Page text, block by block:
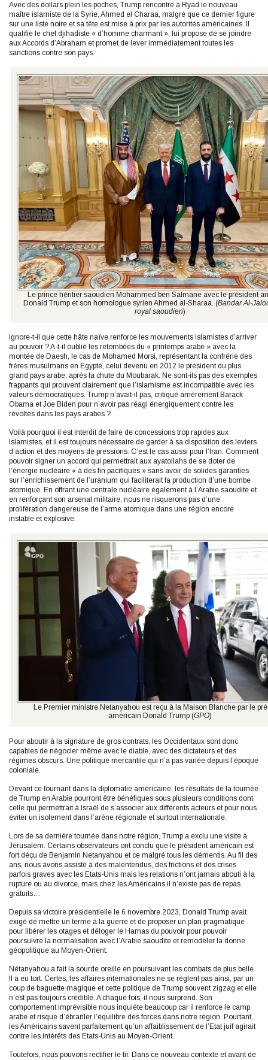
Avec des dollars plein les poches, Trump rencontre à Ryad le nouveau
maître islamiste de la Syrie, Ahmed el Charaa, malgré que ce dernier figure
sur une liste noire et sa tête est mise à prix par les autorités américaines. Il
qualifie le chef djihadiste « d’homme charmant », lui propose de se joindre
aux Accords d’Abraham et promet de lever immédiatement toutes les
sanctions contre son pays.
Le prince héritier saoudien Mohammed ben Salmane avec le président
Donald Trump et son homologue syrien Ahmed al-Sharaa. (Bandar Al-
royal saoudien)
Ignore-t-il que cette hâte naïve renforce les mouvements islamistes d’arriver
au pouvoir ? A-t-il oublié les retombées du « printemps arabe » avec la
montée de Daesh, le cas de Mohamed Morsi, représentant la confrérie des
frères musulmans en Egypte, celui devenu en 2012 le président du plus
grand pays arabe, après la chute du Moubarak. Ne sont-ils pas des exemples
frappants qui prouvent clairement que l’islamisme est incompatible avec les
valeurs démocratiques. Trump n’avait-il pas, critiqué amèrement Barack
Obama et Joe Biden pour n’avoir pas réagi énergiquement contre les
révoltes dans les pays arabes ?
Voilà pourquoi il est interdit de faire de concessions trop rapides aux
Islamistes, et il est toujours nécessaire de garder à sa disposition des leviers
d’action et des moyens de pressions. C’est le cas aussi pour l’Iran. Comment
pouvoir signer un accord qui permettrait aux ayatollahs de se doter de
l’énergie nucléaire « à des fin pacifiques » sans avoir de solides garanties
sur l’enrichissement de l’uranium qui faciliterait la production d’une bombe
atomique. En offrant une centrale nucléaire également à l’Arabie saoudite et
en renforçant son arsenal militaire, nous ne risquerons pas d’une
prolifération dangereuse de l’arme atomique dans une région encore
instable et explosive.
Le Premier ministre Netanyahou est reçu à la Maison Blanche par le
américain Donald Trump (GPO)
Pour aboutir à la signature de gros contrats, les Occidentaux sont donc
capables de négocier même avec le diable, avec des dictateurs et des
régimes obscurs. Une politique mercantile qui n’a pas variée depuis l’époque
coloniale.
Devant ce tournant dans la diplomatie américaine, les résultats de la tournée
de Trump en Arabie pourront être bénéfiques sous plusieurs conditions dont
celle qui permettrait à Israël de s’associer aux différents acteurs et pour nous
éviter un isolement dans l’arène régionale et surtout internationale.
Lors de sa dernière tournée dans notre région, Trump a exclu une visite à
Jérusalem. Certains observateurs ont conclu que le président américain est
fort déçu de Benjamin Netanyahou et ce malgré tous les démentis. Au fil des
ans, nous avons assisté à des malentendus, des frictions et des crises
parfois graves avec les Etats-Unis mais les relations n’ont jamais abouti à la
rupture ou au divorce, mais chez les Américains il n’existe pas de repas
gratuits…
Depuis sa victoire présidentielle le 6 novembre 2023, Donald Trump avait
exigé de mettre un terme à la guerre et de proposer un plan pragmatique
pour libérer les otages et déloger le Hamas du pouvoir pour pouvoir
poursuivre la normalisation avec l’Arabie saoudite et remodeler la donne
géopolitique au Moyen-Orient.
Nétanyahou a fait la sourde oreille en poursuivant les combats de plus belle.
Il a eu tort. Certes, les affaires internationales ne se règlent pas ainsi, par un
coup de baguette magique et cette politique de Trump souvent zigzag et elle
n’est pas toujours crédible. A chaque fois, il nous surprend. Son
comportement imprévisible nous inquiète beaucoup car il renforce le camp
arabe et risque d’ébranler l’équilibre des forces dans notre région. Pourtant,
les Américains savent parfaitement qu’un affaiblissement de l’Etat juif agirait
contre les intérêts des Etats-Unis au Moyen-Orient.
Toutefois, nous pouvons rectifier le tir. Dans ce nouveau contexte et avant de